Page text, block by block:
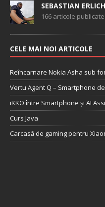
SEBASTIAN ERLICH
166 articole publicate
CELE MAI NOI ARTICOLE
Reîncarnare Nokia Asha sub
Vertu Agent Q – Smartphone
iKKO între Smartphone și AI
Curs Java
Carcasă de gaming pentru